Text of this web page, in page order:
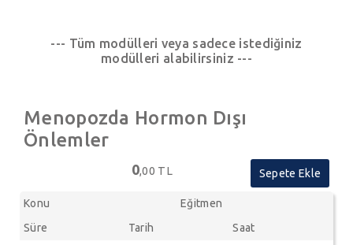
--- Tüm modülleri veya sadece istediğiniz
modülleri alabilirsiniz ---
Menopozda Hormon Dışı
Önlemler
0,00 TL Sepete Ekle
Konu
Eğitmen
Süre
Tarih
Saat